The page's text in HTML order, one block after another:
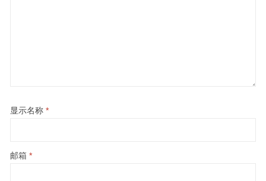
显示名称 *
邮箱 *